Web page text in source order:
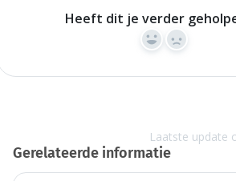
Heeft dit je verder
Yes No
Laatste update
Gerelateerde informatie